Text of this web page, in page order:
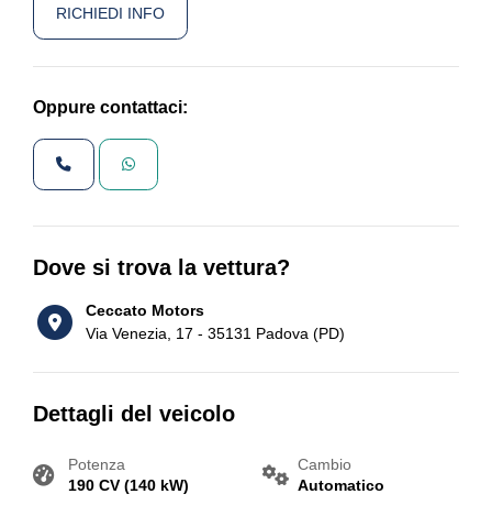
RICHIEDI INFO
Oppure contattaci:
Dove si trova la vettura?
Ceccato Motors
Via Venezia, 17 - 35131 Padova (PD)
Dettagli del veicolo
Potenza
190 CV (140 kW)
Cambio
Automatico